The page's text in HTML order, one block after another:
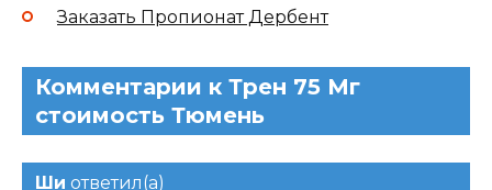
Заказать Пропионат Дербент
Комментарии к Трен 75 Мг
стоимость Тюмень
Ши ответил(а)